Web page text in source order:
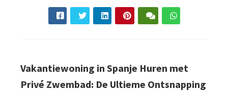
Vakantiewoning in Spanje Huren met
Privé Zwembad: De Ultieme Ontsnapping